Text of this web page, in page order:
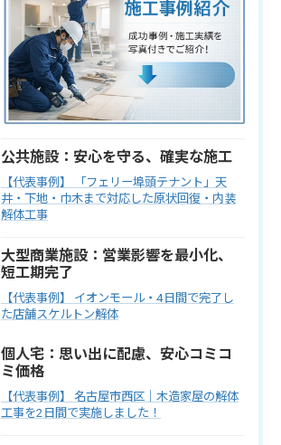
公共施設：安心を守る、確実な施工
【代表事例】 「フェリー埠頭テナント」天
井・下地・巾木まで対応した原状回復・内装
解体工事
大型商業施設：営業影響を最小化、
短工期完了
【代表事例】 イオンモール・4日間で完了し
た店舗スケルトン解体
個人宅：思い出に配慮、安心コミコ
ミ価格
【代表事例】 名古屋市西区｜木造家屋の解体
工事を2日間で実施しました！